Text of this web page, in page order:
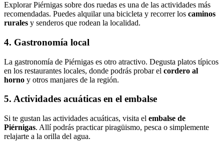
Explorar Piérnigas sobre dos ruedas es una de las actividades más
recomendadas. Puedes alquilar una bicicleta y recorrer los caminos
rurales y senderos que rodean la localidad.
4. Gastronomía local
La gastronomía de Piérnigas es otro atractivo. Degusta platos típicos
en los restaurantes locales, donde podrás probar el cordero al
horno y otros manjares de la región.
5. Actividades acuáticas en el embalse
Si te gustan las actividades acuáticas, visita el embalse de
Piérnigas. Allí podrás practicar piragüismo, pesca o simplemente
relajarte a la orilla del agua.